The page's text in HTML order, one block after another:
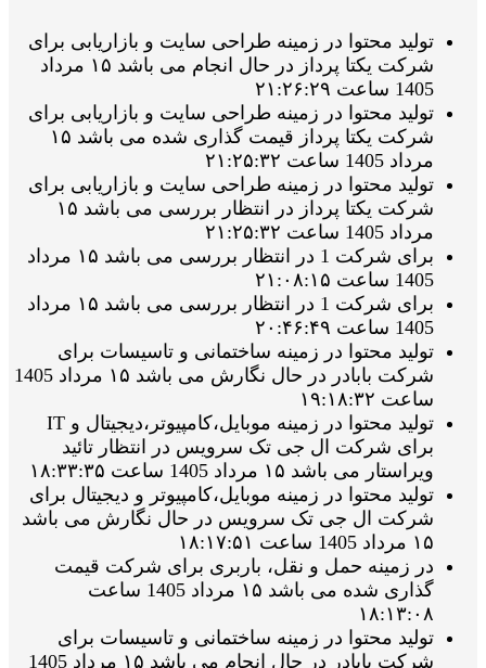
تولید محتوا در زمینه طراحی سایت و بازاریابی برای
شرکت یکتا پرداز در حال انجام می باشد ۱۵ مرداد
1405 ساعت ۲۱:۲۶:۲۹
تولید محتوا در زمینه طراحی سایت و بازاریابی برای
شرکت یکتا پرداز قیمت گذاری شده می باشد ۱۵
مرداد 1405 ساعت ۲۱:۲۵:۳۲
تولید محتوا در زمینه طراحی سایت و بازاریابی برای
شرکت یکتا پرداز در انتظار بررسی می باشد ۱۵
مرداد 1405 ساعت ۲۱:۲۵:۳۲
برای شرکت 1 در انتظار بررسی می باشد ۱۵ مرداد
1405 ساعت ۲۱:۰۸:۱۵
برای شرکت 1 در انتظار بررسی می باشد ۱۵ مرداد
1405 ساعت ۲۰:۴۶:۴۹
تولید محتوا در زمینه ساختمانی و تاسیسات برای
شرکت بابادر در حال نگارش می باشد ۱۵ مرداد 1405
ساعت ۱۹:۱۸:۳۲
تولید محتوا در زمینه موبایل،کامپیوتر،دیجیتال و IT
برای شرکت ال جی تک سرویس در انتظار تائید
ویراستار می باشد ۱۵ مرداد 1405 ساعت ۱۸:۳۳:۳۵
تولید محتوا در زمینه موبایل،کامپیوتر و دیجیتال برای
شرکت ال جی تک سرویس در حال نگارش می باشد
۱۵ مرداد 1405 ساعت ۱۸:۱۷:۵۱
در زمینه حمل و نقل، باربری برای شرکت قیمت
گذاری شده می باشد ۱۵ مرداد 1405 ساعت
۱۸:۱۳:۰۸
تولید محتوا در زمینه ساختمانی و تاسیسات برای
شرکت بابادر در حال انجام می باشد ۱۵ مرداد 1405